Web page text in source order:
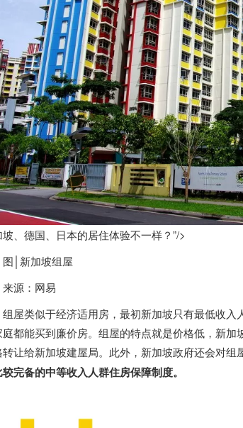
、德国、日本的居住体验不一样？”/>
图│ 新加坡组屋
来源：网易
组屋类似于经济适用房，最初新加坡只有最低收入
都能买到廉价房。组屋的特点就是价格低， 新加
让给新加坡建屋局。此外， 新加坡政府还会对组
完备的中等收入人群住房保障制度。